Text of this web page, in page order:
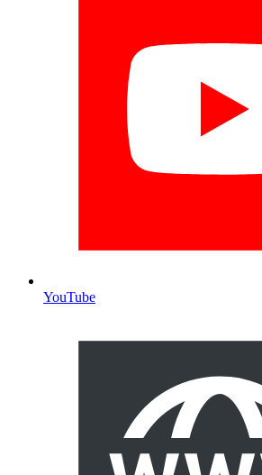
YouTube